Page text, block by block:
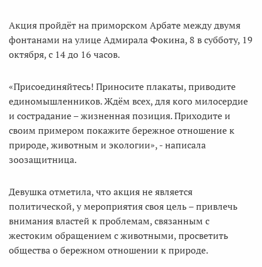
Акция пройдёт на приморском Арбате между двумя
фонтанами на улице Адмирала Фокина, 8 в субботу, 19
октября, с 14 до 16 часов.
«Присоединяйтесь! Приносите плакаты, приводите
единомышленников. Ждём всех, для кого милосердие
и сострадание – жизненная позиция. Приходите и
своим примером покажите бережное отношение к
природе, животным и экологии», - написала
зоозащитница.
Девушка отметила, что акция не является
политической, у мероприятия своя цель – привлечь
внимания властей к проблемам, связанным с
жестоким обращением с животными, просветить
общества о бережном отношении к природе.